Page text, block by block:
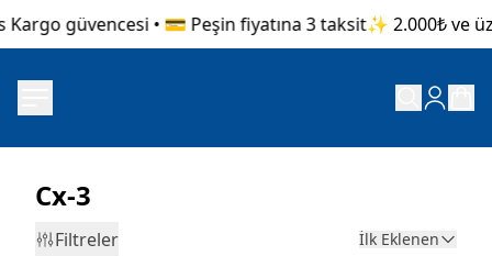
güvencesi • 💳 Peşin fiyatına 3 taksit✨ 2.000₺ ve
Cx-3
Filtreler İlk Eklenen